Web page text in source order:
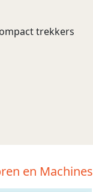
trekkers
en Machines